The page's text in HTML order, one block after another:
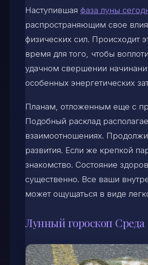
Наступившая фаза луны
распространяющим свое
физических сил. Происходит
время для того, чтобы
удачном свершении
особенных энергетических
Планам, отложенным еще с
Подобный расклад
взаимоотношениях.
развития. Если же крепкой
знакомство. Состояние
существенно. Все ваши
может ощущаться в виде
Лунный гороскоп Среда